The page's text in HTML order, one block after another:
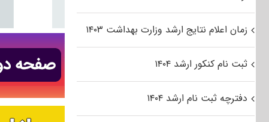
زمان اعلام نتایج ارشد وزارت بهداشت ۱۴۰۳
ثبت نام کنکور ارشد ۱۴۰۴
دفترچه ثبت نام ارشد ۱۴۰۴